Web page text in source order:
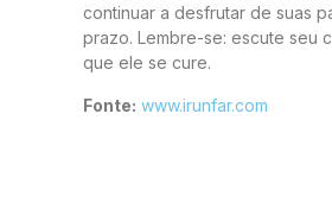
continuar a desfrutar de suas
prazo. Lembre-se: escute seu
que ele se cure.
Fonte: www.irunfar.com